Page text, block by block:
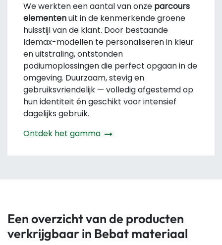
We werkten een aantal van onze parcours
elementenuit in de kenmerkende groene
huisstijl van de klant. Door bestaande
Idemax-modellen te personaliseren in kleur
en uitstraling, ontstonden
podiumoplossingen die perfect opgaan in de
omgeving. Duurzaam, stevig en
gebruiksvriendelijk — volledig afgestemd op
hun identiteit én geschikt voor intensief
dagelijks gebruik.
Ontdek het gamma
Een overzicht van de producten
verkrijgbaar in Bebat materiaal